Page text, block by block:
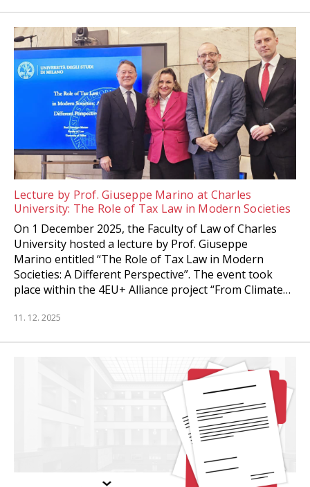
Lecture by Prof. Giuseppe Marino at Charles
University: The Role of Tax Law in Modern Societies
On 1 December 2025, the Faculty of Law of Charles
University hosted a lecture by Prof. Giuseppe
Marino entitled “The Role of Tax Law in Modern
Societies: A Different Perspective”. The event took
place within the 4EU+ Alliance project “From Climate…
11. 12. 2025